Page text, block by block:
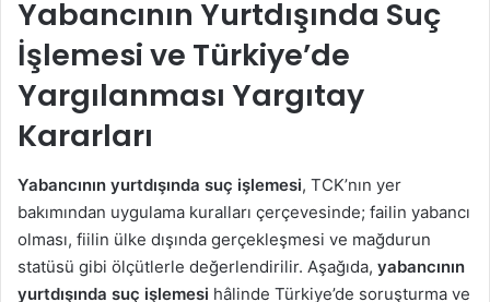
Yabancının Yurtdışında Suç
İşlemesi ve Türkiye’de
Yargılanması Yargıtay
Kararları
Yabancının yurtdışında suç işlemesi, TCK’nın yer
bakımından uygulama kuralları çerçevesinde; failin yabancı
olması, fiilin ülke dışında gerçekleşmesi ve mağdurun
statüsü gibi ölçütlerle değerlendirilir. Aşağıda, yabancının
yurtdışında suç işlemesi hâlinde Türkiye’de soruşturma ve